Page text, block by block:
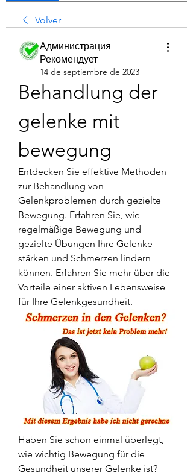
Volver
Администрация
Рекомендует
14 de septiembre de 2023
Behandlung der
gelenke mit
bewegung
Entdecken Sie effektive Methoden
zur Behandlung von
Gelenkproblemen durch gezielte
Bewegung. Erfahren Sie, wie
regelmäßige Bewegung und
gezielte Übungen Ihre Gelenke
stärken und Schmerzen lindern
können. Erfahren Sie mehr über die
Vorteile einer aktiven Lebensweise
für Ihre Gelenkgesundheit.
Haben Sie schon einmal überlegt,
wie wichtig Bewegung für die
Gesundheit unserer Gelenke ist?